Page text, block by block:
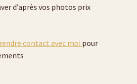
d’après vos photos prix
contact avec moi pour